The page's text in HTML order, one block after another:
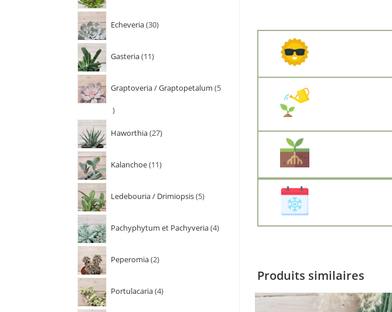
Produits similaires
Echeveria 30
Gasteria 11
Graptoveria / Graptopetalum 5
Haworthia 27
Kalanchoe 11
Ledebouria / Drimiopsis 5
Pachyphytum et Pachyveria 4
Peperomia 2
Portulacaria 4